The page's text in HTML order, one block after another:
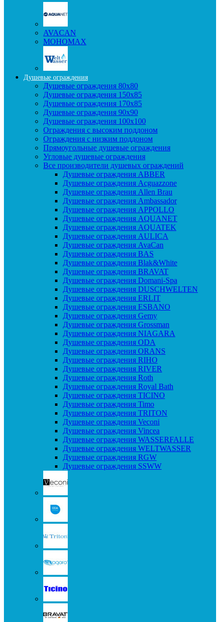
AVACAN
МОНОМАХ
Душевые ограждения
Душевые ограждения 80x80
Душевые ограждения 150x85
Душевые ограждения 170x85
Душевые ограждения 90x90
Душевые ограждения 100x100
Ограждения с высоким поддоном
Ограждения с низким поддоном
Прямоугольные душевые ограждения
Угловые душевые ограждения
Все производители душевых ограждений
Душевые ограждения ABBER
Душевые ограждения Acguazzone
Душевые ограждения Allen Brau
Душевые ограждения Ambassador
Душевые ограждения APPOLLO
Душевые ограждения AQUANET
Душевые ограждения AQUATEK
Душевые ограждения AULICA
Душевые ограждения AvaCan
Душевые ограждения BAS
Душевые ограждения Blak&White
Душевые ограждения BRAVAT
Душевые ограждения Domani-Spa
Душевые ограждения DUSCHWELTEN
Душевые ограждения ERLIT
Душевые ограждения ESBANO
Душевые ограждения Gemy
Душевые ограждения Grossman
Душевые ограждения NIAGARA
Душевые ограждения ODA
Душевые ограждения ORANS
Душевые ограждения RIHO
Душевые ограждения RIVER
Душевые ограждения Roth
Душевые ограждения Royal Bath
Душевые ограждения TICINO
Душевые ограждения Timo
Душевые ограждения TRITON
Душевые ограждения Veconi
Душевые ограждения Vincea
Душевые ограждения WASSERFALLE
Душевые ограждения WELTWASSER
Душевые ограждения RGW
Душевые ограждения SSWW